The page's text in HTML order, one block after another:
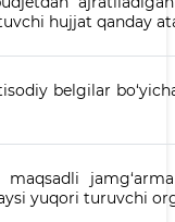
hujjat qanday
belgilar
yuqori turuvchi